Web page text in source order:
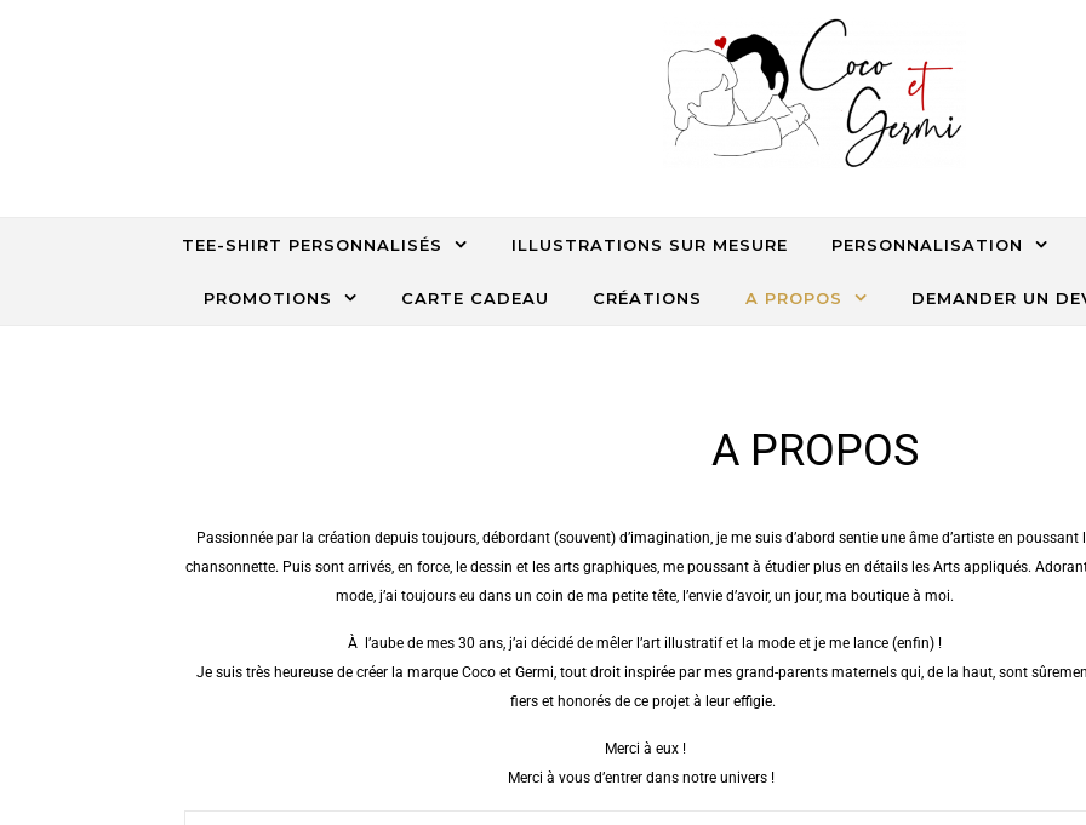
TEE-SHIRT PERSONNALISÉS ILLUSTRATIONS SUR MESURE PERSONNALISATION
PROMOTIONS CARTE CADEAU CRÉATIONS A PROPOS DEMANDER UN
A PROPOS
Passionnée par la création depuis toujours, débordant (souvent) d’imagination, je me suis d’abord sentie une âme d’artiste en poussant
chansonnette. Puis sont arrivés, en force, le dessin et les arts graphiques, me poussant à étudier plus en détails les Arts appliqués.
mode, j’ai toujours eu dans un coin de ma petite tête, l’envie d’avoir, un jour, ma boutique à moi.
À l’aube de mes 30 ans, j’ai décidé de mêler l’art illustratif et la mode et je me lance (enfin) !
Je suis très heureuse de créer la marque Coco et Germi, tout droit inspirée par mes grand-parents maternels qui, de la haut, sont
fiers et honorés de ce projet à leur effigie.
Merci à eux !
Merci à vous d’entrer dans notre univers !